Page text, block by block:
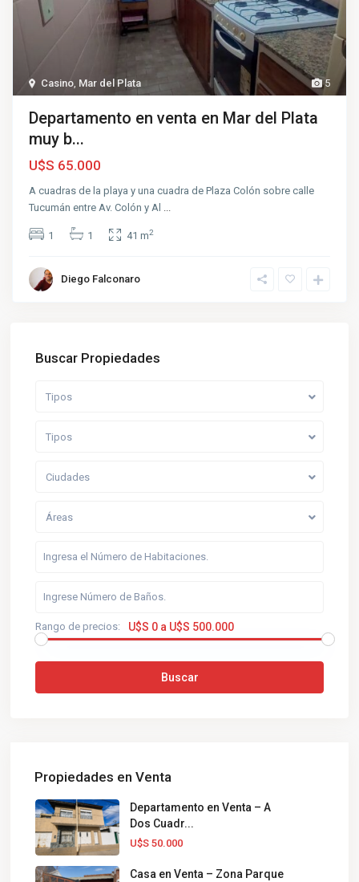
5
Casino Mar del Plata
Departamento en venta en Mar del Plata
muy b...
U$S 65.000
A cuadras de la playa y una cuadra de Plaza Colón sobre calle
Tucumán entre Av. Colón y Al
1 1 41 m2
Diego Falconaro
Buscar Propiedades
Tipos
Tipos
Ciudades
Áreas
Rango de precios: U$S 0 a U$S 500.000
Buscar
Propiedades en Venta
Departamento en Venta – A
Dos Cuadr...
U$S 50.000
Casa en Venta – Zona Parque